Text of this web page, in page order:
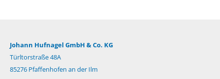
Johann Hufnagel GmbH & Co. KG
Türltorstraße 48A
85276 Pfaffenhofen an der Ilm